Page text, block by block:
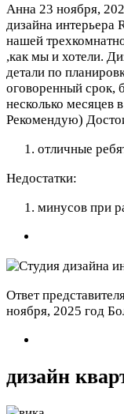
Анна 23 ноября,
дизайна интерьера
нашей
,как мы и хотели.
детали по
оговоренный срок,
несколько месяцев
Рекомендую)
отличные
Недостатки:
минусов при
Ответ
ноября, 2025 год
дизайн